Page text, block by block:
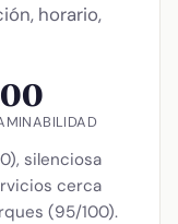
horario,
silenciosa
cerca
(95/100).